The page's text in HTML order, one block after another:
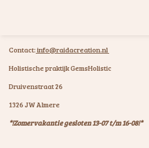
Contact:info@raidacreation.nl
Holistische praktijk GemsHolistic
Druivenstraat 26
1326 JW Almere
*!Zomervakantie gesloten 13-07 t/m 16-08!*